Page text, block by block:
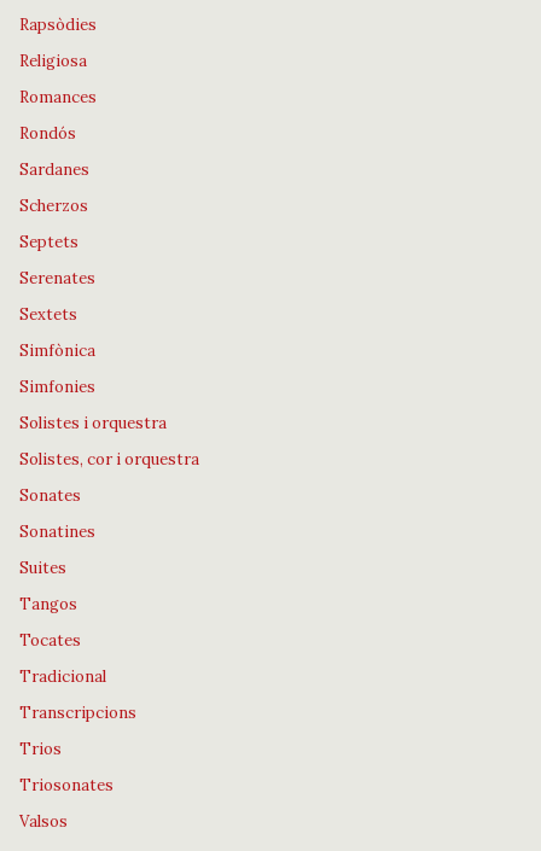
Rapsòdies
Religiosa
Romances
Rondós
Sardanes
Scherzos
Septets
Serenates
Sextets
Simfònica
Simfonies
Solistes i orquestra
Solistes, cor i orquestra
Sonates
Sonatines
Suites
Tangos
Tocates
Tradicional
Transcripcions
Trios
Triosonates
Valsos